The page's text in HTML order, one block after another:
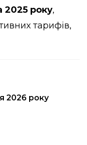
2025 року,
тарифів,
2026 року